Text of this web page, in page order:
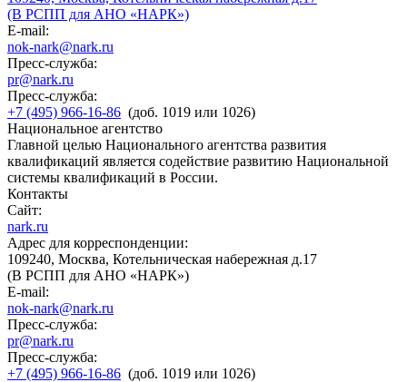
(В РСПП для АНО «НАРК»)
E-mail:
nok-nark@nark.ru
Пресс-служба:
pr@nark.ru
Пресс-служба:
+7 (495) 966-16-86 (доб. 1019 или 1026)
Национальное агентство
Главной целью Национального агентства развития
квалификаций является содействие развитию Национальной
системы квалификаций в России.
Контакты
Сайт:
nark.ru
Адрес для корреспонденции:
109240, Москва, Котельническая набережная д.17
(В РСПП для АНО «НАРК»)
E-mail:
nok-nark@nark.ru
Пресс-служба:
pr@nark.ru
Пресс-служба:
+7 (495) 966-16-86 (доб. 1019 или 1026)